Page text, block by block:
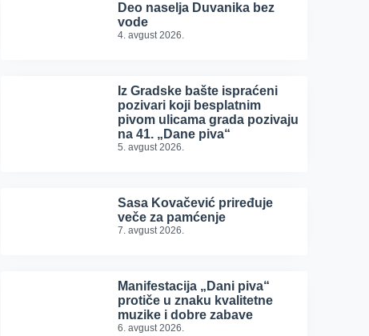
Deo naselja Duvanika bez
vode
4. avgust 2026.
Iz Gradske bašte ispraćeni
pozivari koji besplatnim
pivom ulicama grada pozivaju
na 41. „Dane piva“
5. avgust 2026.
Sasa Kovačević priređuje
veče za pamćenje
7. avgust 2026.
Manifestacija „Dani piva“
protiče u znaku kvalitetne
muzike i dobre zabave
6. avgust 2026.